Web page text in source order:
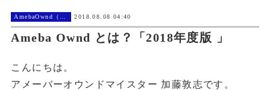
2018.08.08 04:40
Ameba Ownd とは？「2018年度版 」
こんにちは。
アメーバーオウンドマイスター 加藤敦志です。